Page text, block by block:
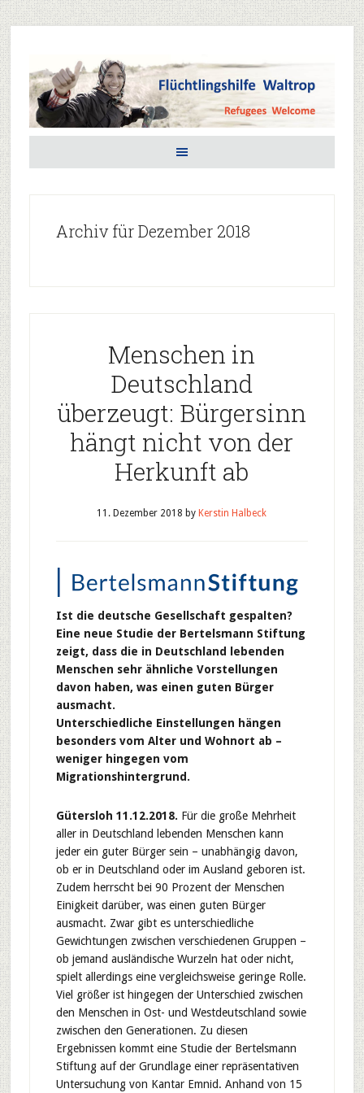
Archiv für Dezember 2018
Menschen in
Deutschland
überzeugt: Bürgersinn
hängt nicht von der
Herkunft ab
11. Dezember 2018 by Kerstin Halbeck
Ist die deutsche Gesellschaft gespalten?
Eine neue Studie der Bertelsmann Stiftung
zeigt, dass die in Deutschland lebenden
Menschen sehr ähnliche Vorstellungen
davon haben, was einen guten Bürger
ausmacht.
Unterschiedliche Einstellungen hängen
besonders vom Alter und Wohnort ab –
weniger hingegen vom
Migrationshintergrund.
Gütersloh 11.12.2018. Für die große Mehrheit
aller in Deutschland lebenden Menschen kann
jeder ein guter Bürger sein – unabhängig davon,
ob er in Deutschland oder im Ausland geboren ist.
Zudem herrscht bei 90 Prozent der Menschen
Einigkeit darüber, was einen guten Bürger
ausmacht. Zwar gibt es unterschiedliche
Gewichtungen zwischen verschiedenen Gruppen –
ob jemand ausländische Wurzeln hat oder nicht,
spielt allerdings eine vergleichsweise geringe Rolle.
Viel größer ist hingegen der Unterschied zwischen
den Menschen in Ost- und Westdeutschland sowie
zwischen den Generationen. Zu diesen
Ergebnissen kommt eine Studie der Bertelsmann
Stiftung auf der Grundlage einer repräsentativen
Untersuchung von Kantar Emnid. Anhand von 15